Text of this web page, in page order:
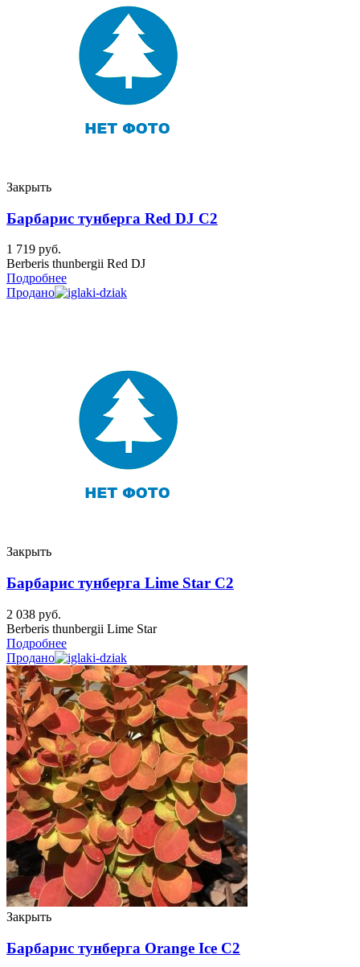
Закрыть
Барбарис тунберга Red DJ C2
1 719 руб.
Berberis thunbergii Red DJ
Подробнее
Продано
Закрыть
Барбарис тунберга Lime Star C2
2 038 руб.
Berberis thunbergii Lime Star
Подробнее
Продано
Закрыть
Барбарис тунберга Orange Ice C2